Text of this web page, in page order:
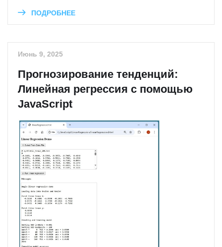
ПОДРОБНЕЕ
Июнь 9, 2025
Прогнозирование тенденций:
Линейная регрессия с помощью
JavaScript